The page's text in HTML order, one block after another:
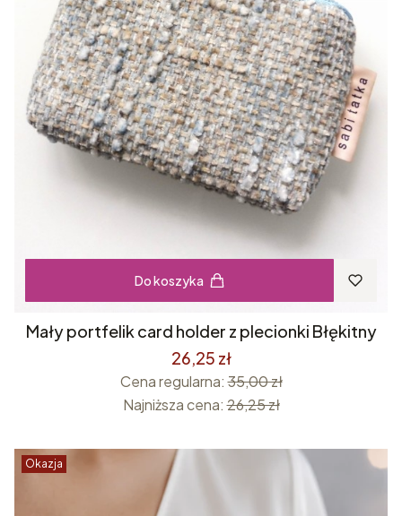
Do koszyka
Mały portfelik card holder z plecionki Błękitny
26,25 zł
Cena regularna: 35,00 zł
Najniższa cena: 26,25 zł
Okazja